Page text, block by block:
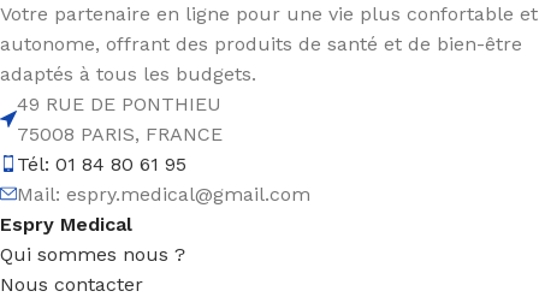
Votre partenaire en ligne pour une vie plus confortable et
autonome, offrant des produits de santé et de bien-être
adaptés à tous les budgets.
49 RUE DE PONTHIEU
75008 PARIS, FRANCE
Tél: 01 84 80 61 95
Mail: espry.medical@gmail.com
Espry Medical
Qui sommes nous ?
Nous contacter